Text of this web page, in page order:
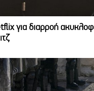
για διαρροή